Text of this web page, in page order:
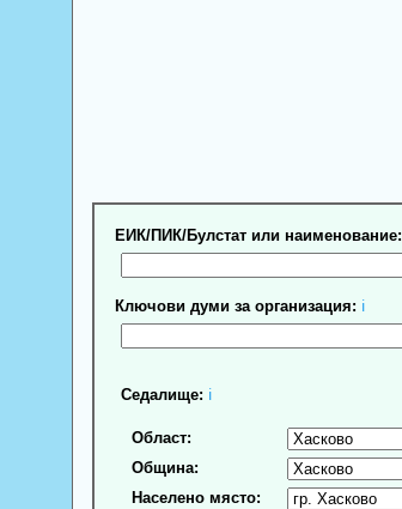
ЕИК/ПИК/Булстат или наименование:
Ключови думи за организация: ℹ
Седалище: ℹ
Област:
Община:
Населено място: